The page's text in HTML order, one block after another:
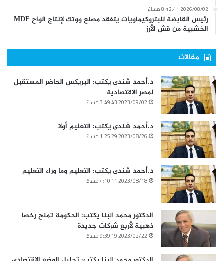
2026/08/02 8:12:41 مساءً
رئيس القابضة للبتروكيماويات يتفقد مصنع ووتك لإنتاج الواح MDF
الخشبية من قش الأرز
مقالات
د.أحمد شندى يكتب: البريكس الحاضر المستقبل
لمصر الاقتصادية
2023/09/02 3:49:43 مساءً
د.أحمد شندى يكتب: التعليم أولا
2023/08/26 1:25:29 مساءً
د.أحمد شندى يكتب: التعليم وما وراء التعليم
2023/08/18 4:10:11 مساءً
الدكتور محمد البنا يكتب: الحكومة تمنح رخصا
ذهبية لأربع شركات جديدة
2023/02/22 9:39:19 مساءً